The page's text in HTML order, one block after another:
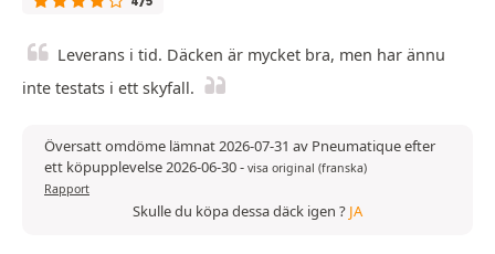
Leverans i tid. Däcken är mycket bra, men har ännu
inte testats i ett skyfall.
Översatt omdöme lämnat 2026-07-31 av Pneumatique efter
ett köpupplevelse 2026-06-30- visa original (franska)
Rapport
Skulle du köpa dessa däck igen ? JA